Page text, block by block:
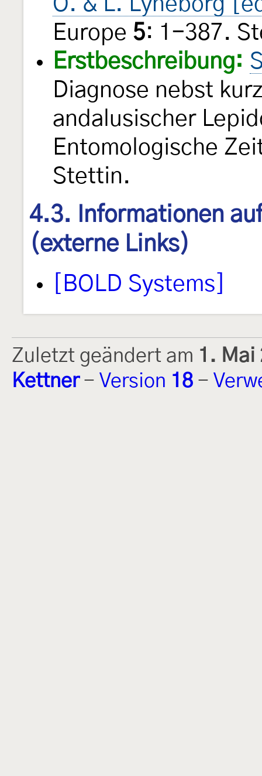
Europe 5: 1-387.
Erstbeschreibung:
Diagnose nebst
andalusischer
Entomologische
Stettin.
4.3. Informationen
(externe Links)
[BOLD Systems]
Zuletzt geändert am 1. Mai
Kettner- Version 18 -